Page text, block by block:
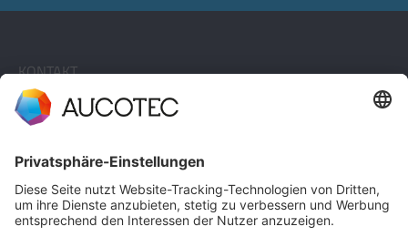
KONTAKT
KONTAKT AUFNEHMEN
Telefon +49 511 6103 0
AUCOTEC AG